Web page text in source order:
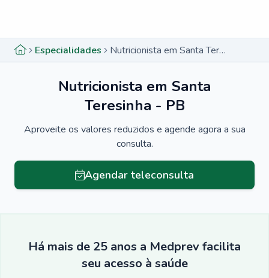
Especialidades Nutricionista em Santa Teresinha - PB
Nutricionista em Santa
Teresinha - PB
Aproveite os valores reduzidos e agende agora a sua
consulta.
Agendar teleconsulta
Há mais de 25 anos a Medprev facilita
seu acesso à saúde